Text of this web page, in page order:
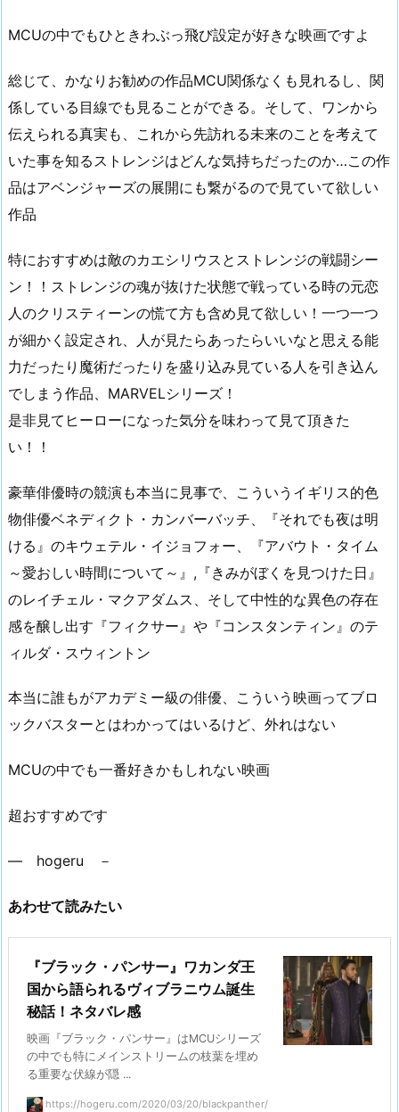
MCUの中でもひときわぶっ飛び設定が好きな映画ですよ
総じて、かなりお勧めの作品MCU関係なくも見れるし、関
係している目線でも見ることができる。そして、ワンから
伝えられる真実も、これから先訪れる未来のことを考えて
いた事を知るストレンジはどんな気持ちだったのか…この作
品はアベンジャーズの展開にも繋がるので見ていて欲しい
作品
特におすすめは敵のカエシリウスとストレンジの戦闘シー
ン！！ストレンジの魂が抜けた状態で戦っている時の元恋
人のクリスティーンの慌て方も含め見て欲しい！一つ一つ
が細かく設定され、人が見たらあったらいいなと思える能
力だったり魔術だったりを盛り込み見ている人を引き込ん
でしまう作品、MARVELシリーズ！
是非見てヒーローになった気分を味わって見て頂きた
い！！
豪華俳優時の競演も本当に見事で、こういうイギリス的色
物俳優ベネディクト・カンバーバッチ、『それでも夜は明
ける』のキウェテル・イジョフォー、『アバウト・タイム
～愛おしい時間について～』,『きみがぼくを見つけた日』
のレイチェル・マクアダムス、そして中性的な異色の存在
感を醸し出す『フィクサー』や『コンスタンティン』のテ
ィルダ・スウィントン
本当に誰もがアカデミー級の俳優、こういう映画ってブロ
ックバスターとはわかってはいるけど、外れはない
MCUの中でも一番好きかもしれない映画
超おすすめです
― hogeru －
あわせて読みたい
『ブラック・パンサー』ワカンダ王
国から語られるヴィブラニウム誕生
秘話！ネタバレ感
映画『ブラック・パンサー』はMCUシリーズ
の中でも特にメインストリームの枝葉を埋め
る重要な伏線が隠 ...
https://hogeru.com/2020/03/20/blackpanther/